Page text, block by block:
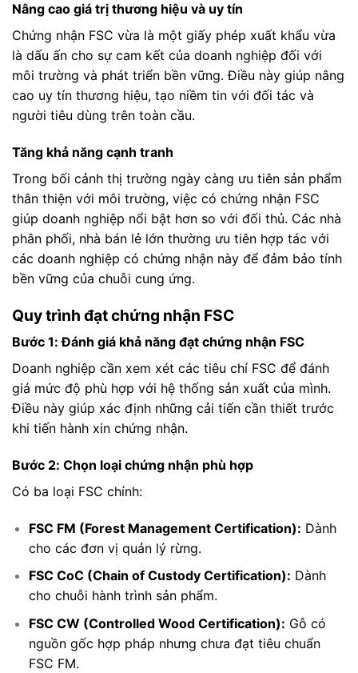
Nâng cao giá trị thương hiệu và uy tín
Chứng nhận FSC vừa là một giấy phép xuất khẩu vừa
là dấu ấn cho sự cam kết của doanh nghiệp đối với
môi trường và phát triển bền vững. Điều này giúp nâng
cao uy tín thương hiệu, tạo niềm tin với đối tác và
người tiêu dùng trên toàn cầu.
Tăng khả năng cạnh tranh
Trong bối cảnh thị trường ngày càng ưu tiên sản phẩm
thân thiện với môi trường, việc có chứng nhận FSC
giúp doanh nghiệp nổi bật hơn so với đối thủ. Các nhà
phân phối, nhà bán lẻ lớn thường ưu tiên hợp tác với
các doanh nghiệp có chứng nhận này để đảm bảo tính
bền vững của chuỗi cung ứng.
Quy trình đạt chứng nhận FSC
Bước 1: Đánh giá khả năng đạt chứng nhận FSC
Doanh nghiệp cần xem xét các tiêu chí FSC để đánh
giá mức độ phù hợp với hệ thống sản xuất của mình.
Điều này giúp xác định những cải tiến cần thiết trước
khi tiến hành xin chứng nhận.
Bước 2: Chọn loại chứng nhận phù hợp
Có ba loại FSC chính:
FSC FM (Forest Management Certification): Dành
cho các đơn vị quản lý rừng.
FSC CoC (Chain of Custody Certification): Dành
cho chuỗi hành trình sản phẩm.
FSC CW (Controlled Wood Certification): Gỗ có
nguồn gốc hợp pháp nhưng chưa đạt tiêu chuẩn
FSC FM.